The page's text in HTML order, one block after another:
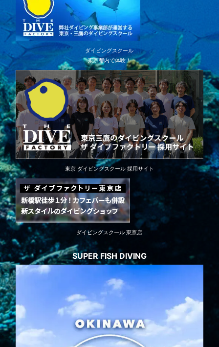
ダイビングスクール
東京都内で体験！
東京 ダイビングスクール 採用サイト
ダイビングスクール 東京店
SUPER FISH DIVING